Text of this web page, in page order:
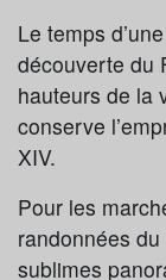
Le temps
découverte du
hauteurs de la
conserve
XIV.
Pour les
randonnées
sublimes